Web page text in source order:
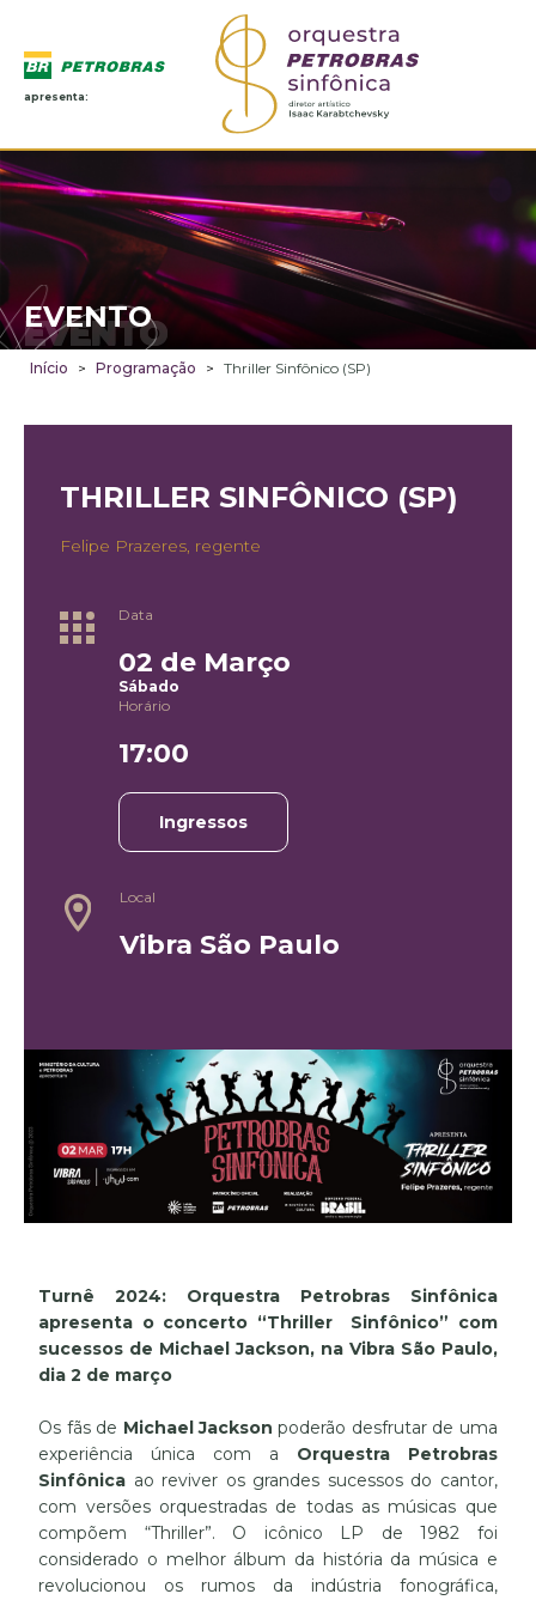
apresenta:
EVENTO
EVENTO
Início > Programação > Thriller Sinfônico (SP)
THRILLER SINFÔNICO (SP)
Felipe Prazeres, regente
Data
02 de Março
Sábado
Horário
17:00
Ingressos
Local
Vibra São Paulo
Turnê 2024: Orquestra Petrobras Sinfônica
apresenta o concerto “Thriller Sinfônico” com
sucessos de Michael Jackson, na Vibra São Paulo,
dia 2 de março
Os fãs de Michael Jackson poderão desfrutar de uma
experiência única com a Orquestra Petrobras
Sinfônica ao reviver os grandes sucessos do cantor,
com versões orquestradas de todas as músicas que
compõem “Thriller”. O icônico LP de 1982 foi
considerado o melhor álbum da história da música e
revolucionou os rumos da indústria fonográfica,